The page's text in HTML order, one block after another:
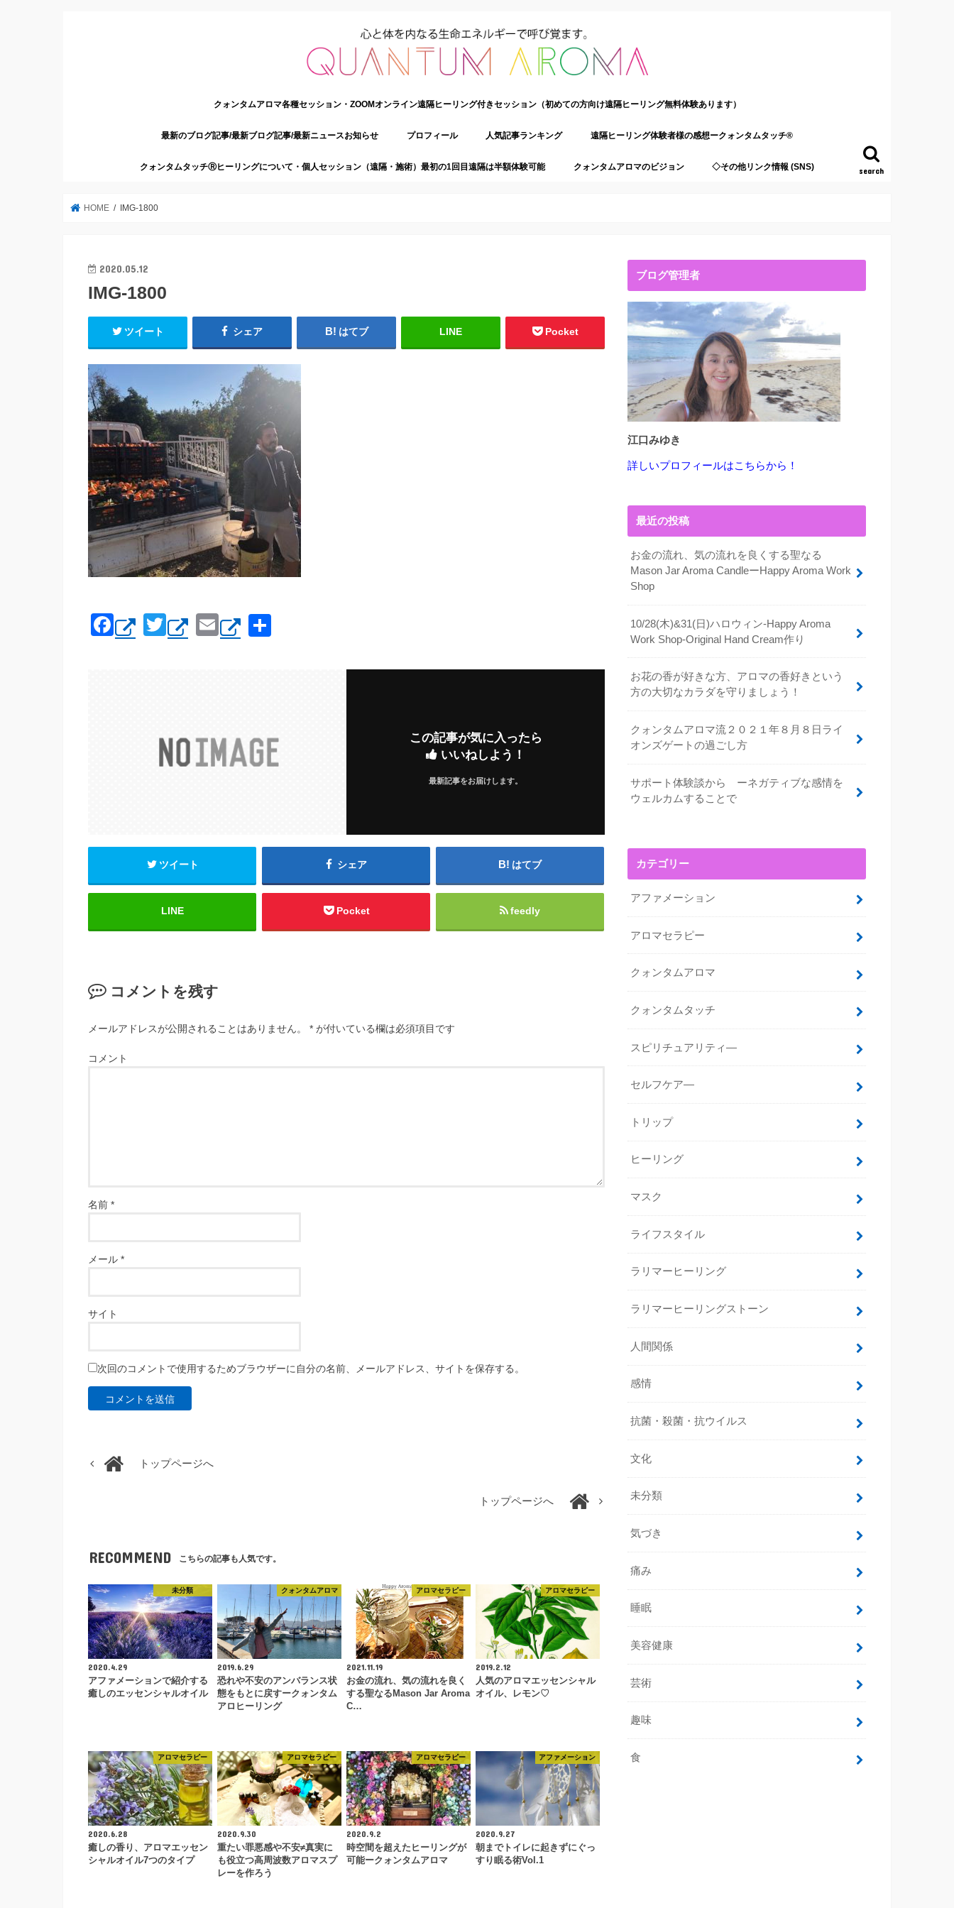
search
クォンタムアロマ各種セッション・ZOOMオンライン遠隔ヒーリング付きセッション（初めての方向け遠隔ヒーリング無料体験あります）
最新のブログ記事/最新ブログ記事/最新ニュースお知らせ プロフィール 人気記事ランキング 遠隔ヒーリング体験者様の感想ークォンタムタッチ®
クォンタムタッチⓇヒーリングについて・個人セッション（遠隔・施術）最初の1回目遠隔は半額体験可能 クォンタムアロマのビジョン ◇その他リンク情報 (SNS)
HOME IMG-1800
2020.05.12
IMG-1800
ツイート シェア はてブ LINE Pocket
F
a
T
wi
E
m
この記事が気に入ったら
いいねしよう！
最新記事をお届けします。
ツイート シェア はてブ
LINE Pocket feedly
コメントを残す
メールアドレスが公開されることはありません。 * が付いている欄は必須項目です
コメント
名前 *
メール *
サイト
次回のコメントで使用するためブラウザーに自分の名前、メールアドレス、サイトを保存する。
トップページへ
トップページへ
RECOMMEND こちらの記事も人気です。
未分類
2020.4.29
アファメーションで紹介する
癒しのエッセンシャルオイル
クォンタムアロマ
2019.6.29
恐れや不安のアンバランス状
態をもとに戻すークォンタム
アロヒーリング
アロマセラピー
2021.11.19
お金の流れ、気の流れを良く
する聖なるMason Jar Aroma
C…
アロマセラピー
2019.2.12
人気のアロマエッセンシャル
オイル、レモン♡
アロマセラピー
2020.6.28
癒しの香り、アロマエッセン
シャルオイル7つのタイプ
アロマセラピー
2020.9.30
重たい罪悪感や不安≠真実に
も役立つ高周波数アロマスプ
レーを作ろう
アロマセラピー
2020.9.2
時空間を超えたヒーリングが
可能ークォンタムアロマ
アファメーション
2020.9.27
朝までトイレに起きずにぐっ
すり眠る術Vol.1
ブログ管理者
江口みゆき
詳しいプロフィールはこちらから！
最近の投稿
お金の流れ、気の流れを良くする聖なる
Mason Jar Aroma CandleーHappy Aroma Work
Shop
10/28(木)&31(日)ハロウィン-Happy Aroma
Work Shop-Original Hand Cream作り
お花の香が好きな方、アロマの香好きという
方の大切なカラダを守りましょう！
クォンタムアロマ流２０２１年８月８日ライ
オンズゲートの過ごし方
サポート体験談から ーネガティブな感情を
ウェルカムすることで
カテゴリー
アファメーション
アロマセラピー
クォンタムアロマ
クォンタムタッチ
スピリチュアリティ―
セルフケア―
トリップ
ヒーリング
マスク
ライフスタイル
ラリマーヒーリング
ラリマーヒーリングストーン
人間関係
感情
抗菌・殺菌・抗ウイルス
文化
未分類
気づき
痛み
睡眠
美容健康
芸術
趣味
食